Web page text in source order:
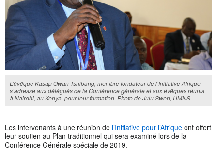
L’évêque Kasap Owan Tshibang, membre fondateur de l’Initiative Afrique,
s’adresse aux délégués de la Conférence générale et aux évêques réunis
à Nairobi, au Kenya, pour leur formation. Photo de Julu Swen, UMNS.
Les intervenants à une réunion de l’Initiative pour l’Afrique ont offert
leur soutien au Plan traditionnel qui sera examiné lors de la
Conférence Générale spéciale de 2019.